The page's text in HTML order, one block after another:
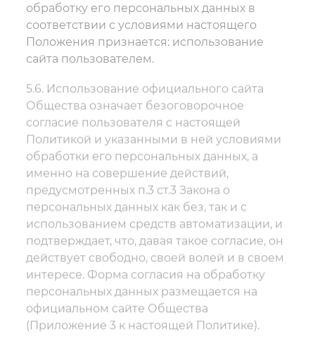
обработку его персональных данных в
соответствии с условиями настоящего
Положения признается: использование
сайта пользователем.
5.6. Использование официального сайта
Общества означает безоговорочное
согласие пользователя с настоящей
Политикой и указанными в ней условиями
обработки его персональных данных, а
именно на совершение действий,
предусмотренных п.3 ст.3 Закона о
персональных данных как без, так и с
использованием средств автоматизации, и
подтверждает, что, давая такое согласие, он
действует свободно, своей волей и в своем
интересе. Форма согласия на обработку
персональных данных размещается на
официальном сайте Общества
(Приложение 3 к настоящей Политике).